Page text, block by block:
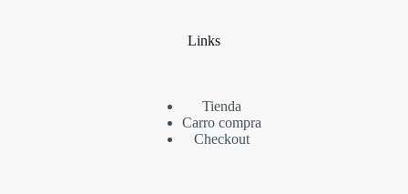
Links
Tienda
Carro compra
Checkout